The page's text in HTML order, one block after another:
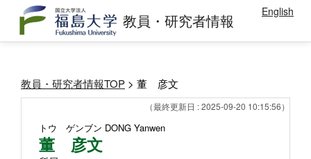
教員・研究者情報 English
教員・研究者情報TOP > 董 彦文
（最終更新日 : 2025-09-20 10:15:56）
トウ ゲンブン DONG Yanwen
董 彦文